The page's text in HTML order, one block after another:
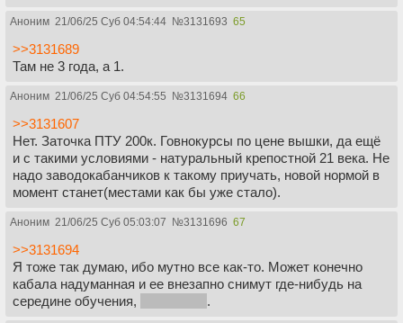
Аноним 21/06/25 Суб 04:54:44 №3131693 65
>>3131689
Там не 3 года, а 1.
Аноним 21/06/25 Суб 04:54:55 №3131694 66
>>3131607
Нет. Заточка ПТУ 200к. Говнокурсы по цене вышки, да ещё
и с такими условиями - натуральный крепостной 21 века. Не
надо заводокабанчиков к такому приучать, новой нормой в
момент станет(местами как бы уже стало).
Аноним 21/06/25 Суб 05:03:07 №3131696 67
>>3131694
Я тоже так думаю, ибо мутно все как-то. Может конечно
кабала надуманная и ее внезапно снимут где-нибудь на
середине обучения,
.